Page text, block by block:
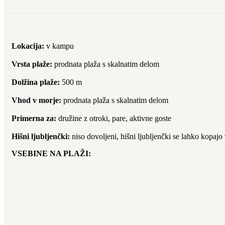
Lokacija: v kampu
Vrsta plaže: prodnata plaža s skalnatim delom
Dolžina plaže: 500 m
Vhod v morje: prodnata plaža s skalnatim delom
Primerna za: družine z otroki, pare, aktivne goste
Hišni ljubljenčki: niso dovoljeni, hišni ljubljenčki se lahko
VSEBINE NA PLAŽI: